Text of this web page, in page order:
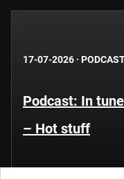
17-07-2026 ·
Podcast: In
– Hot stuff